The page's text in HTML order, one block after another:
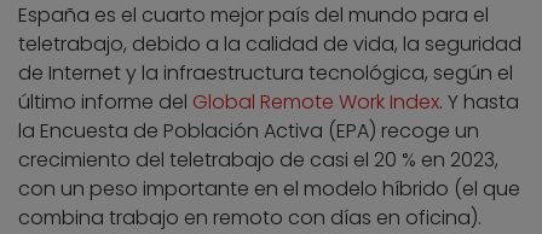
España es el cuarto mejor país del mundo para el
teletrabajo, debido a la calidad de vida, la seguridad
de Internet y la infraestructura tecnológica, según el
último informe del Global Remote Work Index. Y hasta
la Encuesta de Población Activa (EPA) recoge un
crecimiento del teletrabajo de casi el 20 % en 2023,
con un peso importante en el modelo híbrido (el que
combina trabajo en remoto con días en oficina).